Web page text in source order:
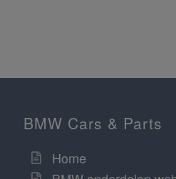
BMW Cars & Parts
Home